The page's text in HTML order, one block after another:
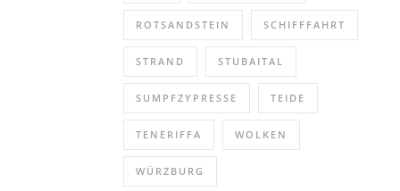
ROTSANDSTEIN SCHIFFFAHRT
STRAND STUBAITAL
SUMPFZYPRESSE TEIDE
TENERIFFA WOLKEN
WÜRZBURG